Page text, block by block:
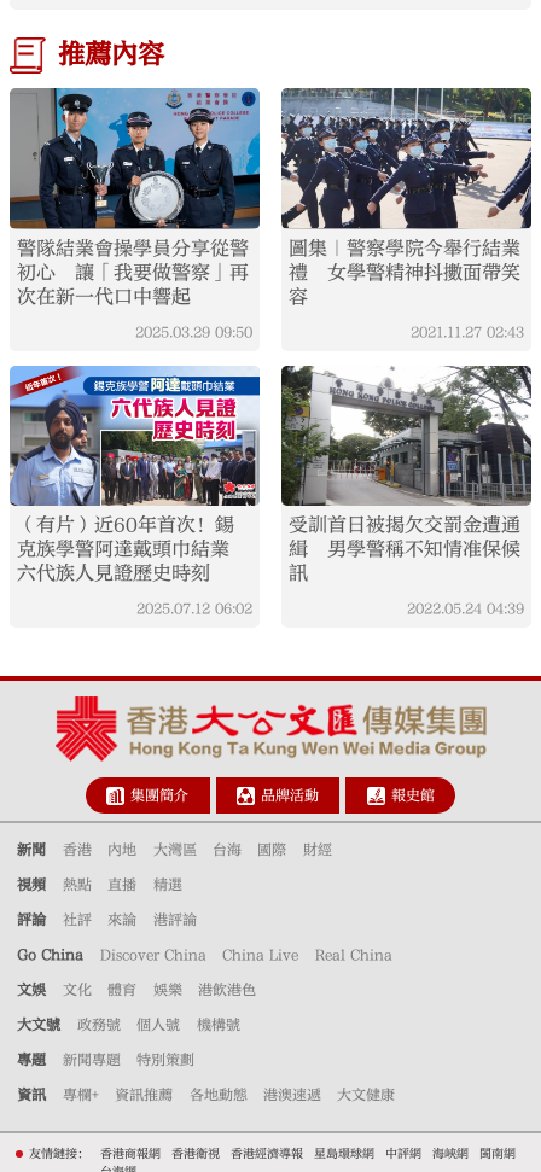
推薦內容
警隊結業會操學員分享從警
初心 讓「我要做警察」再
次在新一代口中響起
2025.03.29 09:50
圖集｜警察學院今舉行結業
禮 女學警精神抖擻面帶笑
容
2021.11.27 02:43
（有片）近60年首次！錫
克族學警阿達戴頭巾結業
六代族人見證歷史時刻
2025.07.12 06:02
受訓首日被揭欠交罰金遭通
緝 男學警稱不知情准保候
訊
2022.05.24 04:39
集團簡介 品牌活動 報史館
新聞 香港 內地 大灣區 台海 國際 財經
視頻 熱點 直播 精選
評論 社評 來論 港評論
Go China Discover China China Live Real China
文娛 文化 體育 娛樂 港飲港色
大文號 政務號 個人號 機構號
專題 新聞專題 特別策劃
資訊 專欄+ 資訊推薦 各地動態 港澳速遞 大文健康
友情鏈接： 香港商報網 香港衛視 香港經濟導報 星島環球網 中評網 海峽網
閩南網